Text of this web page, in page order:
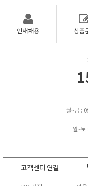
인재채용 상품
월~금 :
월~토
고객센터 연결